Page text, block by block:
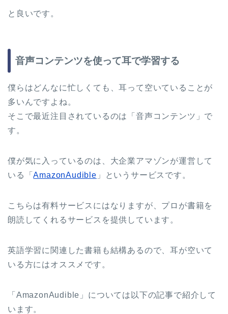
と良いです。
音声コンテンツを使って耳で学習する
僕らはどんなに忙しくても、耳って空いていることが
多いんですよね。
そこで最近注目されているのは「音声コンテンツ」で
す。
僕が気に入っているのは、大企業アマゾンが運営して
いる「AmazonAudible 」というサービスです。
こちらは有料サービスにはなりますが、プロが書籍を
朗読してくれるサービスを提供しています。
英語学習に関連した書籍も結構あるので、耳が空いて
いる方にはオススメです。
「AmazonAudible」については以下の記事で紹介して
います。